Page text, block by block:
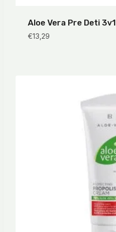
Aloe Vera Pre Deti 3v1
€13,29